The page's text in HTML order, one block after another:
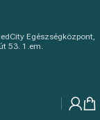
Egészségközpont,
53. 1.em.